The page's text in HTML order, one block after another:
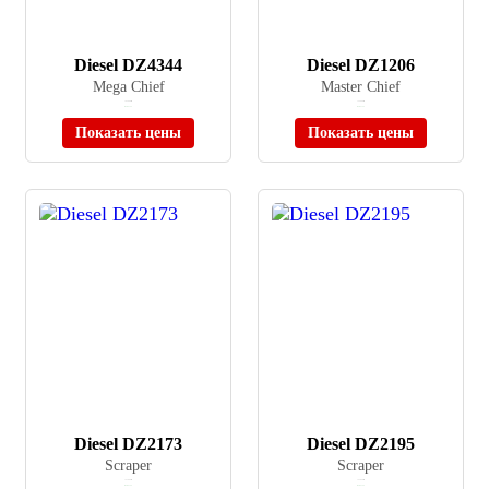
Diesel DZ4344
Mega Chief
Показать цены
Diesel DZ1206
Master Chief
Показать цены
Diesel DZ2173
Scraper
Diesel DZ2195
Scraper